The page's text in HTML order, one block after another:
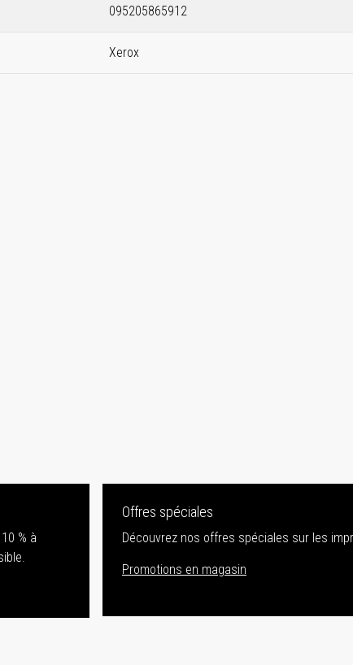
095205865912
Xerox
% à
Offres spéciales
Découvrez nos offres spéciales sur les
Promotions en magasin